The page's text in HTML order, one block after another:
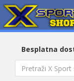
Besplatna